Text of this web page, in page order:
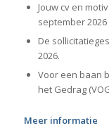
Jouw cv en
september
De
2026.
Voor een baan
het Gedrag
Meer informatie